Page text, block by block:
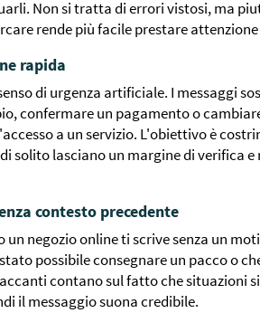
Non si tratta di errori vistosi, ma
rende più facile prestare
rapida
di urgenza artificiale. I messaggi
confermare un pagamento o
a un servizio. L'obiettivo è
solito lasciano un margine di verifica e
contesto precedente
un negozio online ti scrive senza un
possibile consegnare un pacco o
contano sul fatto che situazioni
il messaggio suona credibile.